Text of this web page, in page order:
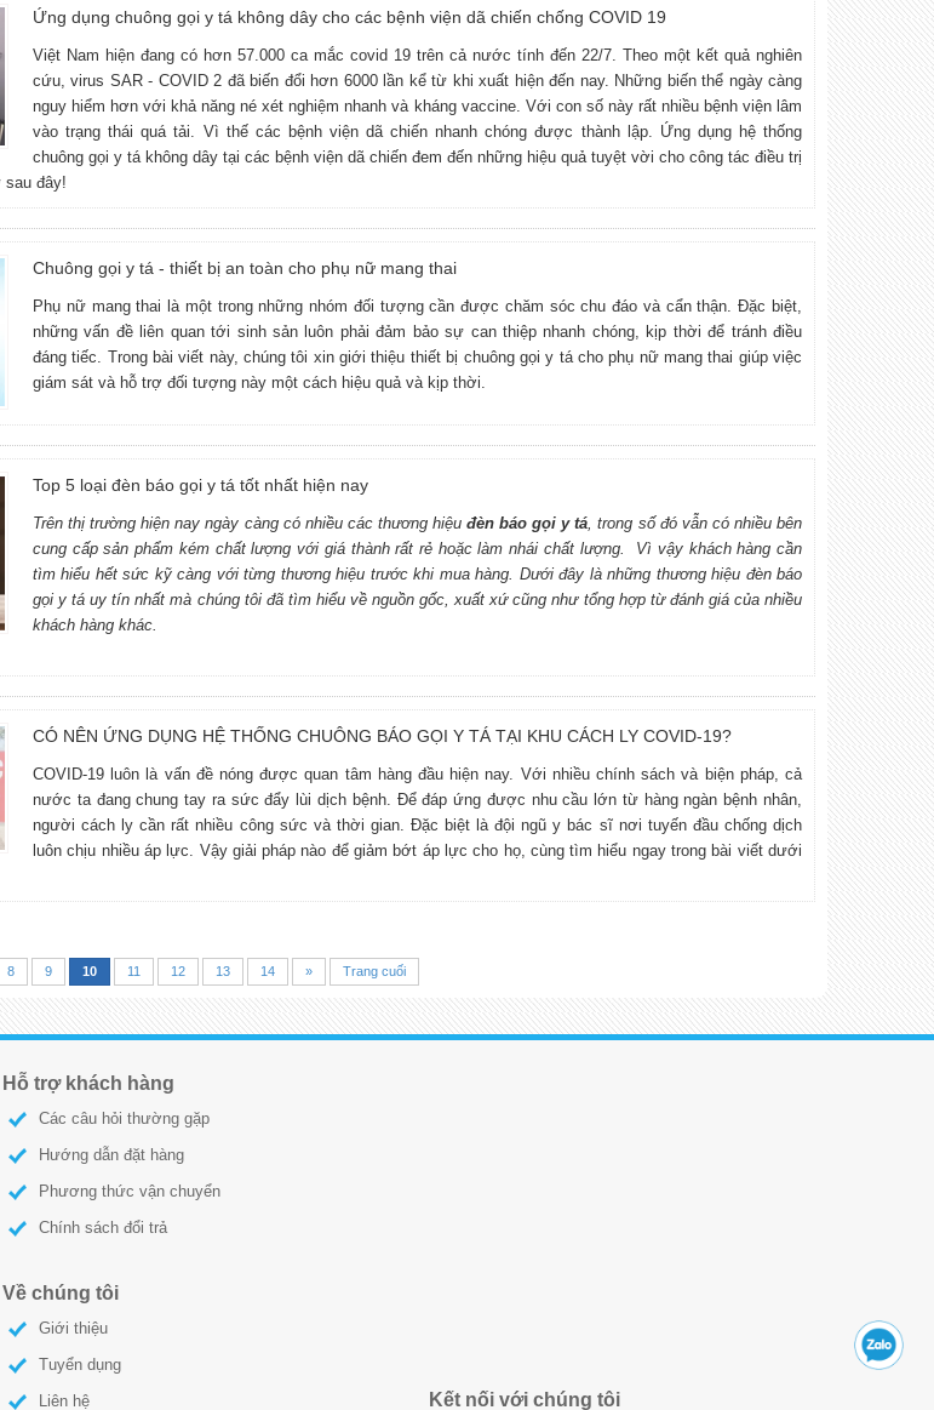
Ứng dụng chuông gọi y tá không dây cho các bệnh viện dã chiến chống COVID 19
Việt Nam hiện đang có hơn 57.000 ca mắc covid 19 trên cả nước tính đến 22/7. Theo một kết quả nghiên
cứu, virus SAR - COVID 2 đã biến đổi hơn 6000 lần kể từ khi xuất hiện đến nay. Những biến thể ngày càng
nguy hiểm hơn với khả năng né xét nghiệm nhanh và kháng vaccine. Với con số này rất nhiều bệnh viện lâm
vào trạng thái quá tải. Vì thế các bệnh viện dã chiến nhanh chóng được thành lập. Ứng dụng hệ thống
chuông gọi y tá không dây tại các bệnh viện dã chiến đem đến những hiệu quả tuyệt vời cho công tác điều trị
sau đây!
Chuông gọi y tá - thiết bị an toàn cho phụ nữ mang thai
Phụ nữ mang thai là một trong những nhóm đối tượng cần được chăm sóc chu đáo và cẩn thận. Đặc biệt,
những vấn đề liên quan tới sinh sản luôn phải đảm bảo sự can thiệp nhanh chóng, kịp thời để tránh điều
đáng tiếc. Trong bài viết này, chúng tôi xin giới thiệu thiết bị chuông gọi y tá cho phụ nữ mang thai giúp việc
giám sát và hỗ trợ đối tượng này một cách hiệu quả và kịp thời.
Top 5 loại đèn báo gọi y tá tốt nhất hiện nay
Trên thị trường hiện nay ngày càng có nhiều các thương hiệuđèn báo gọi y tá , trong số đó vẫn có nhiều bên
cung cấp sản phẩm kém chất lượng với giá thành rất rẻ hoặc làm nhái chất lượng. Vì vậy khách hàng cần
tìm hiểu hết sức kỹ càng với từng thương hiệu trước khi mua hàng. Dưới đây là những thương hiệu đèn báo
gọi y tá uy tín nhất mà chúng tôi đã tìm hiểu về nguồn gốc, xuất xứ cũng như tổng hợp từ đánh giá của nhiều
khách hàng khác.
CÓ NÊN ỨNG DỤNG HỆ THỐNG CHUÔNG BÁO GỌI Y TÁ TẠI KHU CÁCH LY COVID-19?
COVID-19 luôn là vấn đề nóng được quan tâm hàng đầu hiện nay. Với nhiều chính sách và biện pháp, cả
nước ta đang chung tay ra sức đẩy lùi dịch bệnh. Để đáp ứng được nhu cầu lớn từ hàng ngàn bệnh nhân,
người cách ly cần rất nhiều công sức và thời gian. Đặc biệt là đội ngũ y bác sĩ nơi tuyến đầu chống dịch
luôn chịu nhiều áp lực. Vậy giải pháp nào để giảm bớt áp lực cho họ, cùng tìm hiểu ngay trong bài viết dưới
8 9 10 11 12 13 14 » Trang cuối
Hỗ trợ khách hàng
Các câu hỏi thường gặp
Hướng dẫn đặt hàng
Phương thức vận chuyển
Chính sách đổi trả
Về chúng tôi
Giới thiệu
Tuyển dụng
Liên hệ
Kết nối với chúng tôi